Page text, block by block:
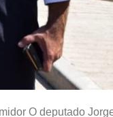
O deputado